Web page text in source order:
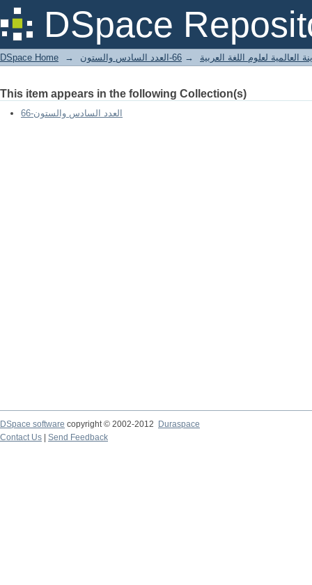
DSpace
هل هناك تصنيف للحركات؟
DSpace Home → العالمية لعلوم اللغة العربية → 66-العدد السادس والستون
This item appears in the following Collection(s)
66-العدد السادس والستون
DSpace software copyright © 2002-2012
Duraspace
Contact Us
Send Feedback